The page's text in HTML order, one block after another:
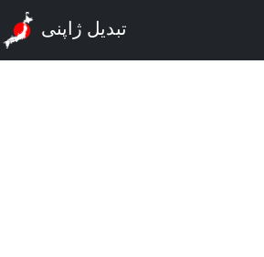
تبدیل ژاپنی